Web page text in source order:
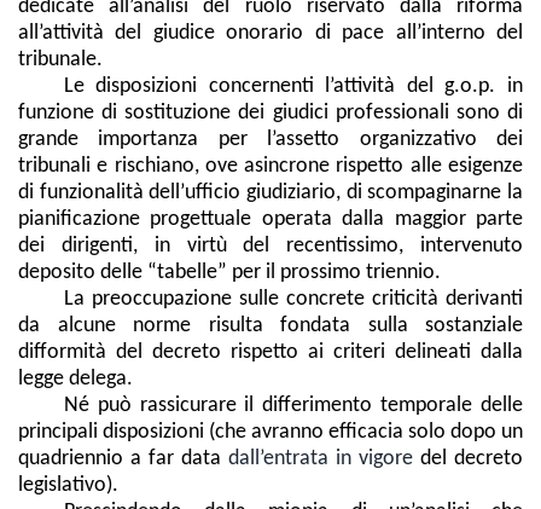
dedicate all’analisi del ruolo riservato dalla riforma
all’attività del giudice onorario di pace all’interno del
tribunale.
Le disposizioni concernenti l’attività del g.o.p. in
funzione di sostituzione dei giudici professionali sono di
grande importanza per l’assetto organizzativo dei
tribunali e rischiano, ove asincrone rispetto alle esigenze
di funzionalità dell’ufficio giudiziario, di scompaginarne la
pianificazione progettuale operata dalla maggior parte
dei dirigenti, in virtù del recentissimo, intervenuto
deposito delle “tabelle” per il prossimo triennio.
La preoccupazione sulle concrete criticità derivanti
da alcune norme risulta fondata sulla sostanziale
difformità del decreto rispetto ai criteri delineati dalla
legge delega.
Né può rassicurare il differimento temporale delle
principali disposizioni (che avranno efficacia solo dopo un
quadriennio a far data dall’entrata in vigore del decreto
legislativo).